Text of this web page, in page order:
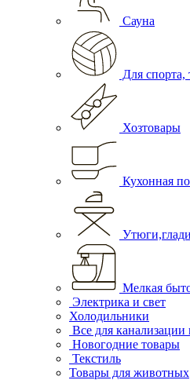
Сауна
Для спорта,
Хозтовары
Кухонная
Мелкая
Электрика и свет
Холодильники
Все для канализации
Новогодние товары
Текстиль
Товары для животных